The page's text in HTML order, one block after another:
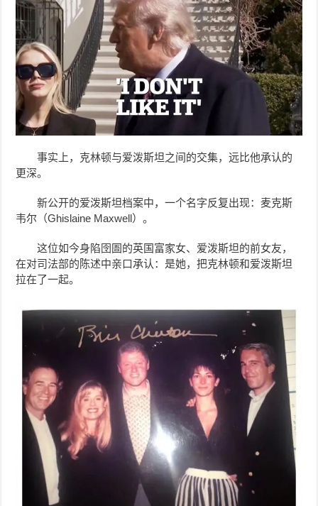
事实上，克林顿与爱泼斯坦之间的交集，远比他承认的
更深。
新公开的爱泼斯坦档案中，一个名字反复出现：麦克斯
韦尔（Ghislaine Maxwell）。
这位如今身陷囹圄的英国富家女、爱泼斯坦的前女友，
在对司法部的陈述中亲口承认：是她，把克林顿和爱泼斯坦
拉在了一起。